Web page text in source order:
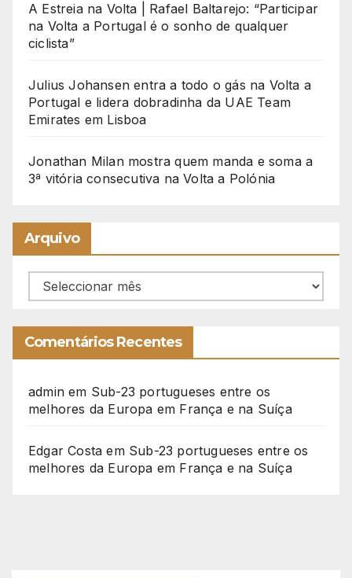
A Estreia na Volta | Rafael Baltarejo: “Participar
na Volta a Portugal é o sonho de qualquer
ciclista”
Julius Johansen entra a todo o gás na Volta a
Portugal e lidera dobradinha da UAE Team
Emirates em Lisboa
Jonathan Milan mostra quem manda e soma a
3ª vitória consecutiva na Volta a Polónia
Arquivo
Arquivo
Comentários Recentes
admin em Sub-23 portugueses entre os
melhores da Europa em França e na Suíça
Edgar Costa em Sub-23 portugueses entre os
melhores da Europa em França e na Suíça